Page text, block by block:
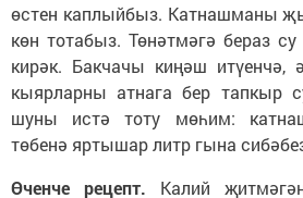
өстен каплыйбыз. Катнашманы
көн тотабыз. Төнәтмәгә бераз
кирәк. Бакчачы киңәш итүенчә,
кыярларны атнага бер тапкыр
шуны истә тоту мөһим:
төбенә яртышар литр гына
Өченче рецепт. Калий